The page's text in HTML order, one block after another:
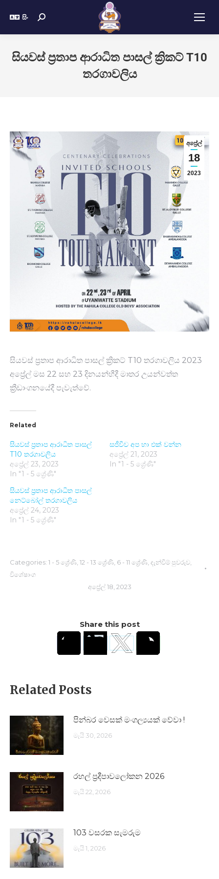
සිං
සියවස් ප්‍රතාප ආරාධිත පාසල් ක්‍රිකට් T10
තරගාවලි​ය
අප්‍රේල්
18
2023
සියවස් ප්‍රතාප ආරාධිත පාසල් ක්‍රිකට් T10 තරගාවලි​ය 2023
අප්‍රේල් මස 22 සහ 23 දිනයන්හීදී මාතර උයන්වත්ත
ක්‍රීඩාංගනයේදී පැවැත්වේ.
Related
සියවස් ප්‍රතාප ආරාධිත පාසල්
T10 තරගාවලිය
අප්‍රේල් 23, 2023
In "1 - 5 ශ්‍රේණි"
සජීවීව අප හා එක් වන්​න
අප්‍රේල් 21, 2023
In "1 - 5 ශ්‍රේණි"
සියවස් ප්‍රතාප ආරාධිත පාසල්
නෙට්බෝල් තරගාවලි​ය
අප්‍රේල් 24, 2023
In "1 - 5 ශ්‍රේණි"
Categories: 1 - 5 ශ්‍රේණි 12 - 13 ශ්‍රේණි 6 - 11 ශ්‍රේණි දැන්වීම් පුවරුව
විශේෂාංග
අප්‍රේල් 18, 2023
Share this post
Related Posts
පින්බර වෙසක් මංගල්‍යයක් වේවා !
මැයි 30, 2026
රහල් ප්‍රදීපාවලෝකන 2026
මැයි 22, 2026
103 වසරක සැමරුම
මැයි 1, 2026